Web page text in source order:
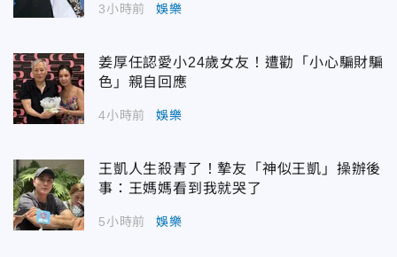
3小時前 娛樂
姜厚任認愛小24歲女友！遭勸「小心騙財騙
色」親自回應
4小時前 娛樂
王凱人生殺青了！摯友「神似王凱」操辦後
事：王媽媽看到我就哭了
5小時前 娛樂